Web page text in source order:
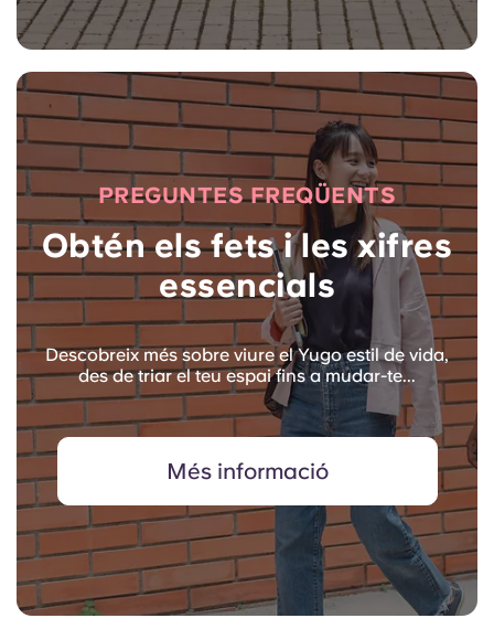
PREGUNTES FREQÜENTS
Obtén els fets i les xifres
essencials
Descobreix més sobre viure el Yugo estil de vida,
des de triar el teu espai fins a mudar-te...
Més informació